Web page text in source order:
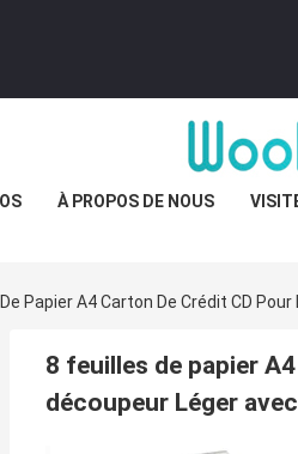
À PROPOS DE NOUS
Papier A4 Carton De Crédit CD
8 feuilles de papier
découpeur Léger